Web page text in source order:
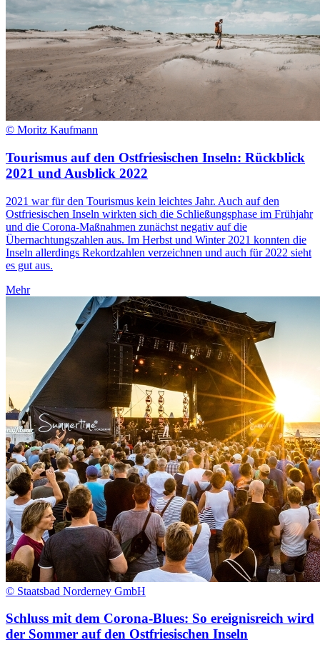
© Moritz Kaufmann
Tourismus auf den Ostfriesischen Inseln: Rückblick
2021 und Ausblick 2022
2021 war für den Tourismus kein leichtes Jahr. Auch auf den
Ostfriesischen Inseln wirkten sich die Schließungsphase im Frühjahr
und die Corona-Maßnahmen zunächst negativ auf die
Übernachtungszahlen aus. Im Herbst und Winter 2021 konnten die
Inseln allerdings Rekordzahlen verzeichnen und auch für 2022 sieht
es gut aus.
Mehr
© Staatsbad Norderney GmbH
Schluss mit dem Corona-Blues: So ereignisreich wird
der Sommer auf den Ostfriesischen Inseln